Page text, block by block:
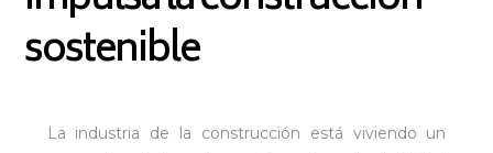
sostenible
La industria de la construcción está viviendo un